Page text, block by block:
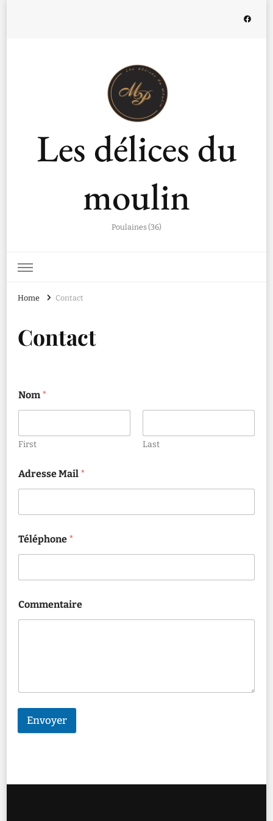
Les délices du
moulin
Poulaines (36)
Home Contact
Contact
Nom*
First Last
Adresse Mail *
Téléphone *
Commentaire
Envoyer